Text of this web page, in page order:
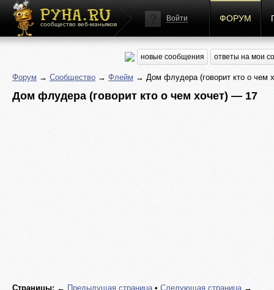
сообщество веб-маньяков
Войти ФОРУМ
новые сообщения ответы на мои
Форум → Сообщество → Флейм → Дом флудера (говорит кто о чем
Дом флудера (говорит кто о чем хочет) — 17
Страницы: ← Предыдущая страница• Следующая страница→